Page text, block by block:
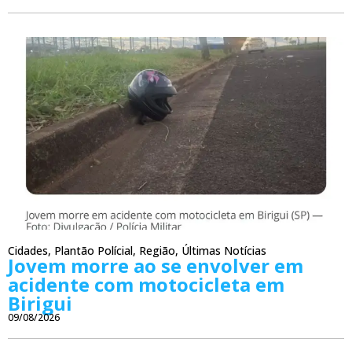
Cidades, Plantão Polícial, Região, Últimas Notícias
Jovem morre ao se envolver em
acidente com motocicleta em
Birigui
09/08/2026